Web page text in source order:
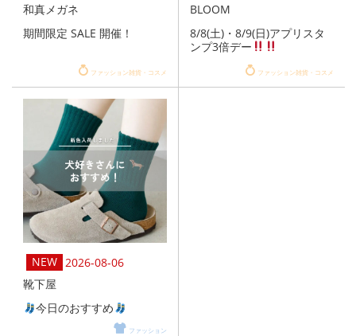
和真メガネ
期間限定 SALE 開催！
ファッション雑貨・コスメ
BLOOM
8/8(土)・8/9(日)アプリスタ
ンプ3倍デー
ファッション雑貨・コスメ
2026-08-06
靴下屋
今日のおすすめ
ファッション